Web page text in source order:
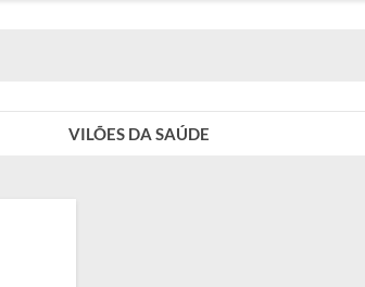
VILÕES DA SAÚDE